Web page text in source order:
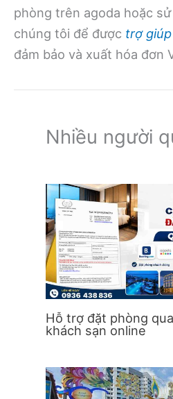
phòng trên agoda hoặc
chúng tôi để được trợ
đảm bảo và xuất hóa đơn
Nhiều người
Hỗ trợ đặt phòng
khách sạn online